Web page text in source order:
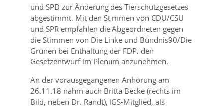
und SPD zur Änderung des Tierschutzgesetzes
abgestimmt. Mit den Stimmen von CDU/CSU
und SPR empfahlen die Abgeordneten gegen
die Stimmen von Die Linke und Bündnis90/Die
Grünen bei Enthaltung der FDP, den
Gesetzentwurf im Plenum anzunehmen.
An der vorausgegangenen Anhörung am
26.11.18 nahm auch Britta Becke (rechts im
Bild, neben Dr. Randt), IGS-Mitglied, als